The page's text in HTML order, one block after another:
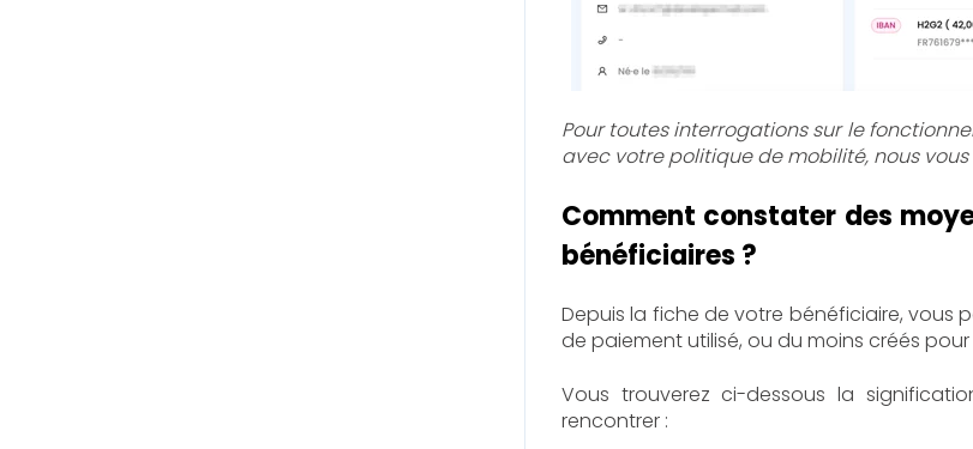
Pour toutes interrogations sur le
avec votre politique de mobilité, nous
Comment constater des
bénéficiaires ?
Depuis la fiche de votre bénéficiaire, vous
de paiement utilisé, ou du moins créés
Vous trouverez ci-dessous la
rencontrer :